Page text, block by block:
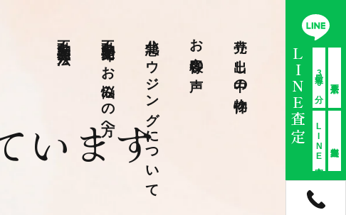
不動産売却でお悩みの方へ 北急ハウジングについて お客様の声 売り出し中の物件 LINE査定 最短30分
LINE査定
います